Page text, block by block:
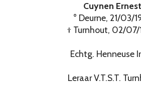
Cuynen Ernest
° Deurne, 21/03/
† Turnhout, 02/07/
Echtg. Henneuse
Leraar V.T.S.T.